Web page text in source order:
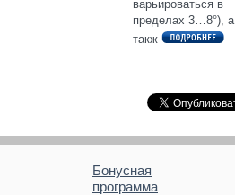
варьироваться в
пределах 3…8°), а
такж
Бонусная
программа